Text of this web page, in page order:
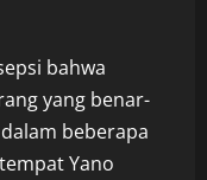
bahwa
yang benar-
beberapa
Yano